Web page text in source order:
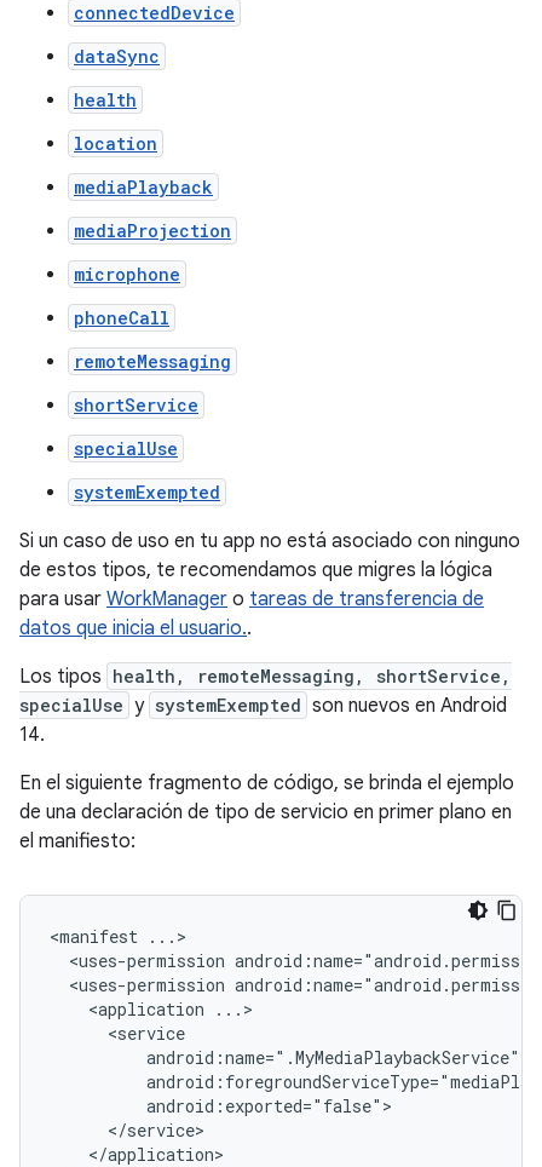
connectedDevice
dataSync
health
location
mediaPlayback
mediaProjection
microphone
phoneCall
remoteMessaging
shortService
specialUse
systemExempted
Si un caso de uso en tu app no está asociado con ninguno
de estos tipos, te recomendamos que migres la lógica
para usar WorkManager o tareas de transferencia de
datos que inicia el usuario..
Los tipos health, remoteMessaging, shortService,
specialUse y systemExempted son nuevos en Android
14.
En el siguiente fragmento de código, se brinda el ejemplo
de una declaración de tipo de servicio en primer plano en
el manifiesto:
<manifest
<uses-permission
<uses-permission
<application
</application>